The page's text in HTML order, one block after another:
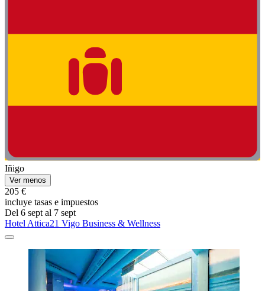
Iñigo
Ver menos
205 €
incluye tasas e impuestos
Del 6 sept al 7 sept
Hotel Attica21 Vigo Business & Wellness